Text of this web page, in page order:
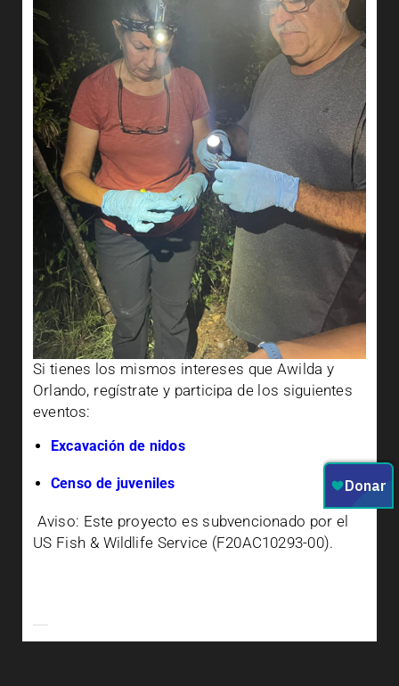
Si tienes los mismos intereses que Awilda y
Orlando, regístrate y participa de los siguientes
eventos:
Excavación de nidos
Censo de juveniles
Aviso: Este proyecto es subvencionado por el
US Fish & Wildlife Service (F20AC10293-00).